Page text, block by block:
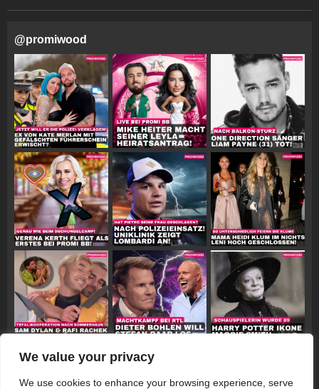
We value your privacy
We use cookies to enhance your browsing experience, serve
@promiwood
Follow on Instagram